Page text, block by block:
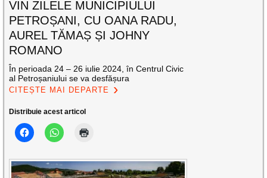
VIN ZILELE MUNICIPIULUI
PETROȘANI, CU OANA RADU,
AUREL TĂMAȘ ȘI JOHNY
ROMANO
În perioada 24 – 26 iulie 2024, în Centrul Civic
al Petroșaniului se va desfășura
CITEȘTE MAI DEPARTE
Distribuie acest articol